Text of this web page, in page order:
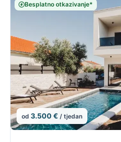
Besplatno otkazivanje*
od 3.500 € / tjedan